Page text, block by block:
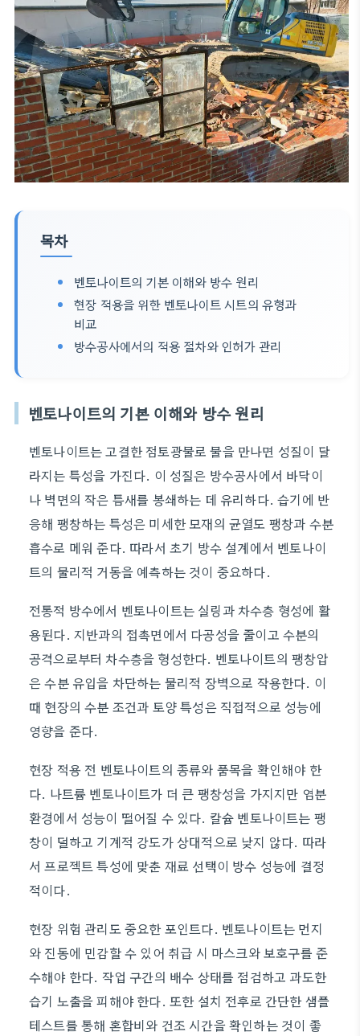
목차
벤토나이트의 기본 이해와 방수 원리
현장 적용을 위한 벤토나이트 시트의 유형과
비교
방수공사에서의 적용 절차와 인허가 관리
벤토나이트의 기본 이해와 방수 원리
벤토나이트는 고결한 점토광물로 물을 만나면 성질이 달
라지는 특성을 가진다. 이 성질은 방수공사에서 바닥이
나 벽면의 작은 틈새를 봉쇄하는 데 유리하다. 습기에 반
응해 팽창하는 특성은 미세한 모재의 균열도 팽창과 수분
흡수로 메워 준다. 따라서 초기 방수 설계에서 벤토나이
트의 물리적 거동을 예측하는 것이 중요하다.
전통적 방수에서 벤토나이트는 실링과 차수층 형성에 활
용된다. 지반과의 접촉면에서 다공성을 줄이고 수분의
공격으로부터 차수층을 형성한다. 벤토나이트의 팽창압
은 수분 유입을 차단하는 물리적 장벽으로 작용한다. 이
때 현장의 수분 조건과 토양 특성은 직접적으로 성능에
영향을 준다.
현장 적용 전 벤토나이트의 종류와 품목을 확인해야 한
다. 나트륨 벤토나이트가 더 큰 팽창성을 가지지만 염분
환경에서 성능이 떨어질 수 있다. 칼슘 벤토나이트는 팽
창이 덜하고 기계적 강도가 상대적으로 낮지 않다. 따라
서 프로젝트 특성에 맞춘 재료 선택이 방수 성능에 결정
적이다.
현장 위험 관리도 중요한 포인트다. 벤토나이트는 먼지
와 진동에 민감할 수 있어 취급 시 마스크와 보호구를 준
수해야 한다. 작업 구간의 배수 상태를 점검하고 과도한
습기 노출을 피해야 한다. 또한 설치 전후로 간단한 샘플
테스트를 통해 혼합비와 건조 시간을 확인하는 것이 좋